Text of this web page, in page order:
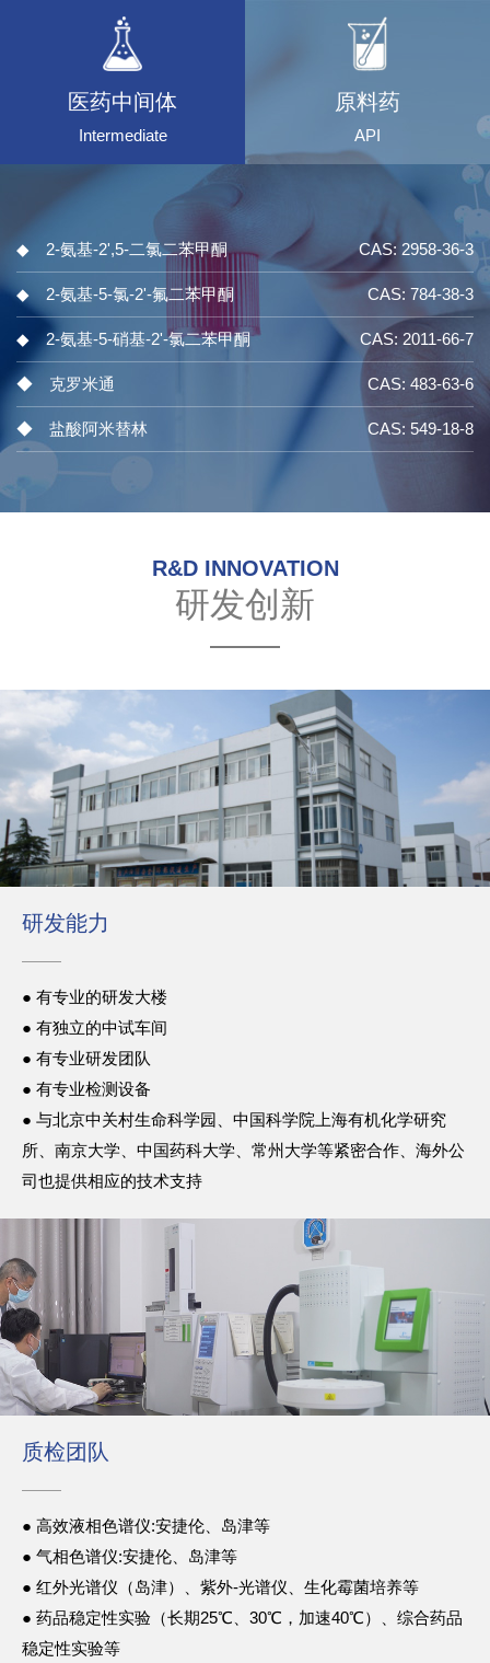
医药中间体
Intermediate
原料药
API
◆ 2-氨基-2',5-二氯二苯甲酮 CAS: 2958-36-3
◆ 2-氨基-5-氯-2'-氟二苯甲酮 CAS: 784-38-3
◆ 2-氨基-5-硝基-2'-氯二苯甲酮 CAS: 2011-66-7
◆ 克罗米通 CAS: 483-63-6
◆ 盐酸阿米替林 CAS: 549-18-8
R&D INNOVATION
研发创新
研发能力
● 有专业的研发大楼
● 有独立的中试车间
● 有专业研发团队
● 有专业检测设备
● 与北京中关村生命科学园、中国科学院上海有机化学研究
所、南京大学、中国药科大学、常州大学等紧密合作、海外公
司也提供相应的技术支持
质检团队
● 高效液相色谱仪:安捷伦、岛津等
● 气相色谱仪:安捷伦、岛津等
● 红外光谱仪（岛津）、紫外-光谱仪、生化霉菌培养等
● 药品稳定性实验（长期25℃、30℃，加速40℃）、综合药品
稳定性实验等